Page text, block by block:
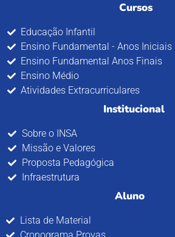
Cursos
Educação Infantil
Ensino Fundamental - Anos Iniciais
Ensino Fundamental Anos Finais
Ensino Médio
Atividades Extracurriculares
Institucional
Sobre o INSA
Missão e Valores
Proposta Pedagógica
Infraestrutura
Aluno
Lista de Material